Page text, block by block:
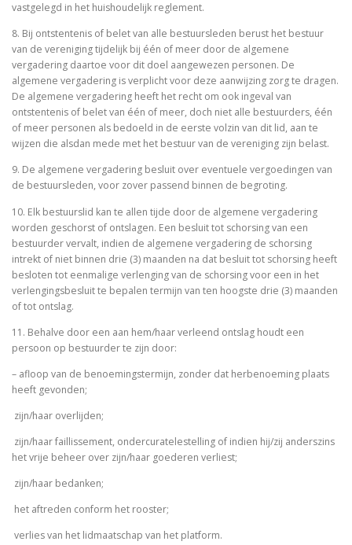
vastgelegd in het huishoudelijk reglement.
8. Bij ontstentenis of belet van alle bestuursleden berust het bestuur
van de vereniging tijdelijk bij één of meer door de algemene
vergadering daartoe voor dit doel aangewezen personen. De
algemene vergadering is verplicht voor deze aanwijzing zorg te dragen.
De algemene vergadering heeft het recht om ook ingeval van
ontstentenis of belet van één of meer, doch niet alle bestuurders, één
of meer personen als bedoeld in de eerste volzin van dit lid, aan te
wijzen die alsdan mede met het bestuur van de vereniging zijn belast.
9. De algemene vergadering besluit over eventuele vergoedingen van
de bestuursleden, voor zover passend binnen de begroting.
10. Elk bestuurslid kan te allen tijde door de algemene vergadering
worden geschorst of ontslagen. Een besluit tot schorsing van een
bestuurder vervalt, indien de algemene vergadering de schorsing
intrekt of niet binnen drie (3) maanden na dat besluit tot schorsing heeft
besloten tot eenmalige verlenging van de schorsing voor een in het
verlengingsbesluit te bepalen termijn van ten hoogste drie (3) maanden
of tot ontslag.
11. Behalve door een aan hem/haar verleend ontslag houdt een
persoon op bestuurder te zijn door:
– afloop van de benoemingstermijn, zonder dat herbenoeming plaats
heeft gevonden;
­ zijn/haar overlijden;
­ zijn/haar faillissement, ondercuratelestelling of indien hij/zij anderszins
het vrije beheer over zijn/haar goederen verliest;
­ zijn/haar bedanken;
­ het aftreden conform het rooster;
­ verlies van het lidmaatschap van het platform.